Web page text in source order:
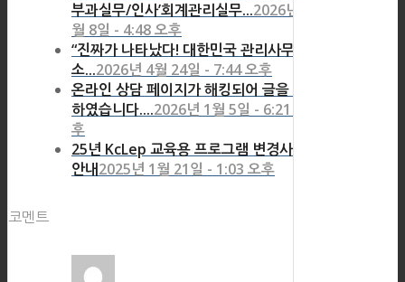
부과실무/인사’회계관리실무...2026년 7
월 8일 - 4:48 오후
“진짜가 나타났다! 대한민국 관리사무
소...2026년 4월 24일 - 7:44 오후
온라인 상담 페이지가 해킹되어 글을 삭제
하였습니다....2026년 1월 5일 - 6:21 오
후
25년 KcLep 교육용 프로그램 변경사항
안내2025년 1월 21일 - 1:03 오후
코멘트